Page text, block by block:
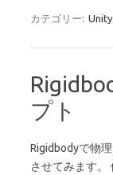
カテゴリー: Unity
プト
Rigidbodyで物
させてみます。